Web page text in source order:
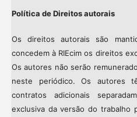
Política de Direitos autorais
Os direitos autorais são
concedem à RIEcim os direitos
Os autores não serão
neste periódico. Os autores
contratos adicionais
exclusiva da versão do trabalho